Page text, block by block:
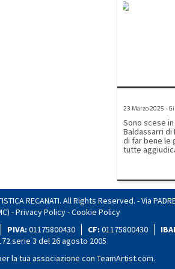
23 Marzo 2025 -
Sono scese
Baldassarri di Porto San Giorgio con la
di far bene le
tutte
avanzato ha
Mezzelani
avanti all' altra leonicina Bianca Appolloni a cui vanno i
nostri
fuori dal podio
RECANATI. All Rights Reserved. - Via
-Privacy Policy-Cookie Policy
PIVA: 01175800430 CF: 01175800430
serie 3 del 26 agosto 2005
la tua associazione con TeamArtist.com.